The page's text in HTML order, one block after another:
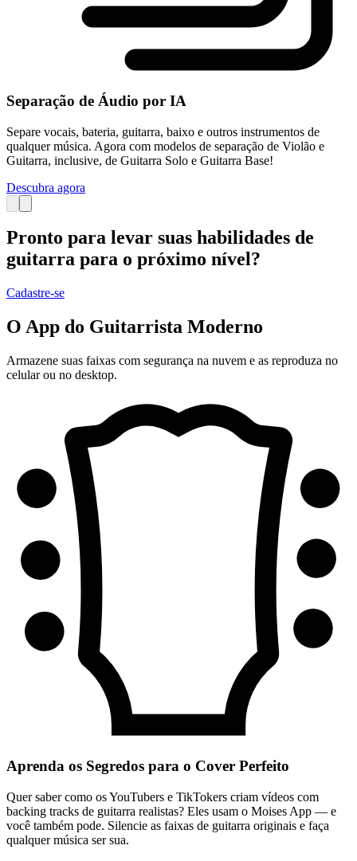
Separação de Áudio por IA
Separe vocais, bateria, guitarra, baixo e outros instrumentos de
qualquer música. Agora com modelos de separação de Violão e
Guitarra, inclusive, de Guitarra Solo e Guitarra Base!
Descubra agora
Pronto para levar suas habilidades de
guitarra para o próximo nível?
Cadastre-se
O App do Guitarrista Moderno
Armazene suas faixas com segurança na nuvem e as reproduza no
celular ou no desktop.
Aprenda os Segredos para o Cover Perfeito
Quer saber como os YouTubers e TikTokers criam vídeos com
backing tracks de guitarra realistas? Eles usam o Moises App — e
você também pode. Silencie as faixas de guitarra originais e faça
qualquer música ser sua.